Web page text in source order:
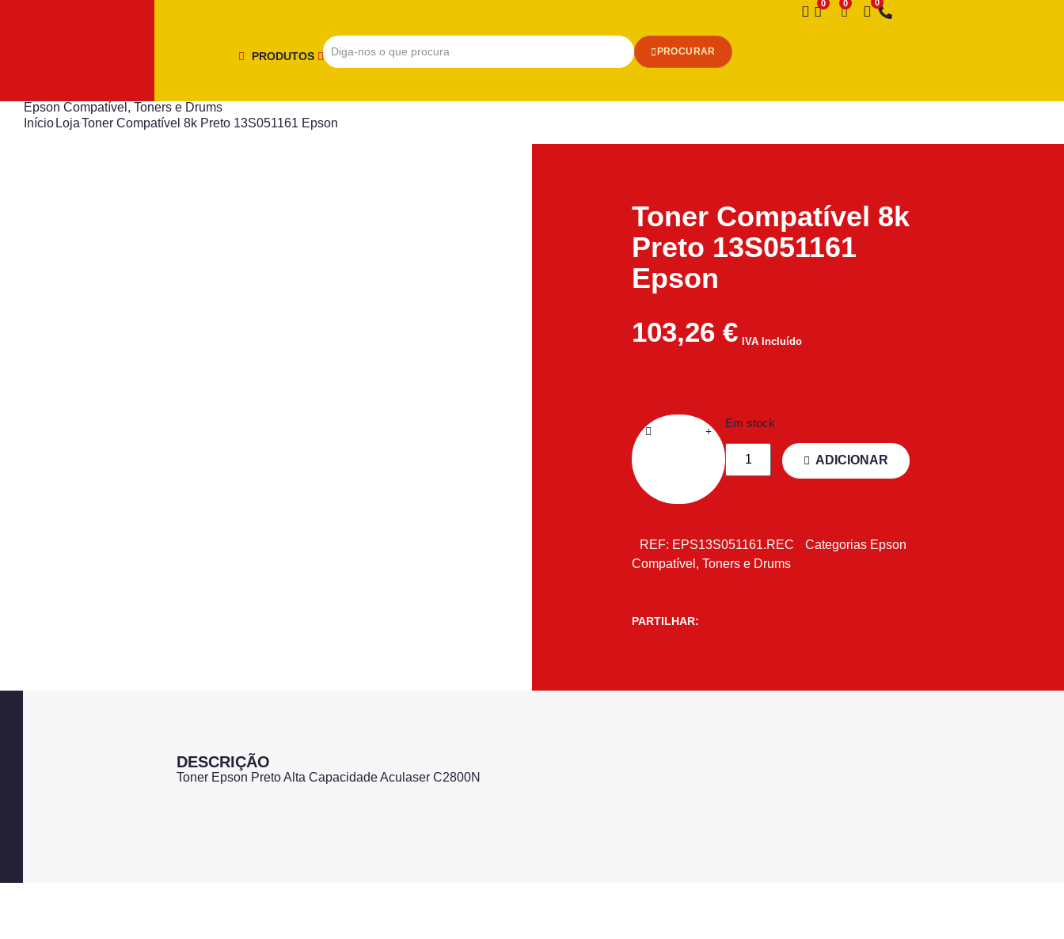
PRODUTOS PROCURAR
Desejo
Epson Compatível , Toners e Drums
Início LojaToner Compatível 8k Preto 13S051161 Epson
Toner Compatível 8k
Preto 13S051161
Epson
103,26 € IVA Incluído
Em stock
ADICIONAR
REF: EPS13S051161.REC Categorias Epson
Compatível , Toners e Drums
PARTILHAR:
DESCRIÇÃO
Toner Epson Preto Alta Capacidade Aculaser C2800N